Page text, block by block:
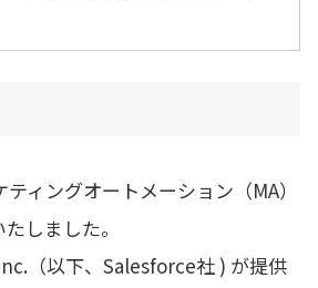
ティングオートメーション（MA）
しました。
（以下、Salesforce社 ) が提供